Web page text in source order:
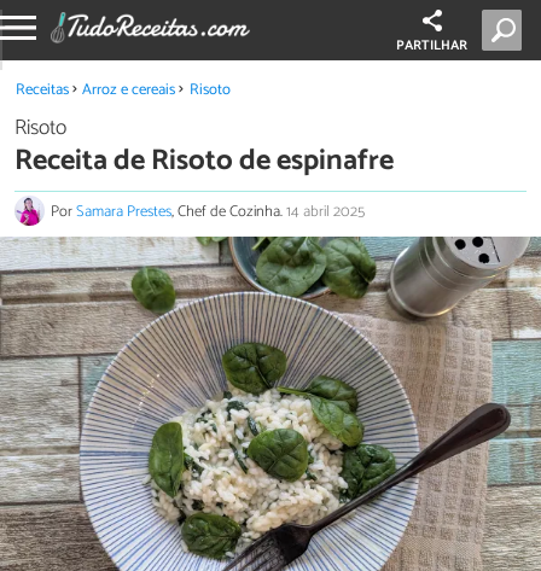
PARTILHAR
Receitas Arroz e cereais Risoto
Risoto
Receita de Risoto de espinafre
PorSamara Prestes, Chef de Cozinha.14 abril 2025